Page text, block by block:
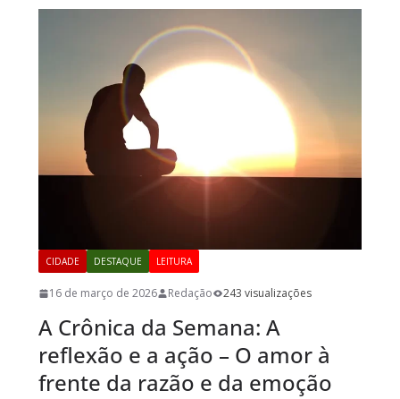
CIDADE DESTAQUE LEITURA
16 de março de 2026 Redação 243 visualizações
A Crônica da Semana: A
reflexão e a ação – O amor à
frente da razão e da emoção